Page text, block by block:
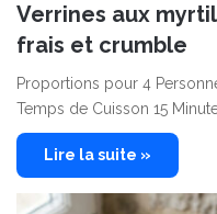
Verrines aux
frais et crumble
Proportions pour 4
Temps de Cuisson 15
Lire la suite »